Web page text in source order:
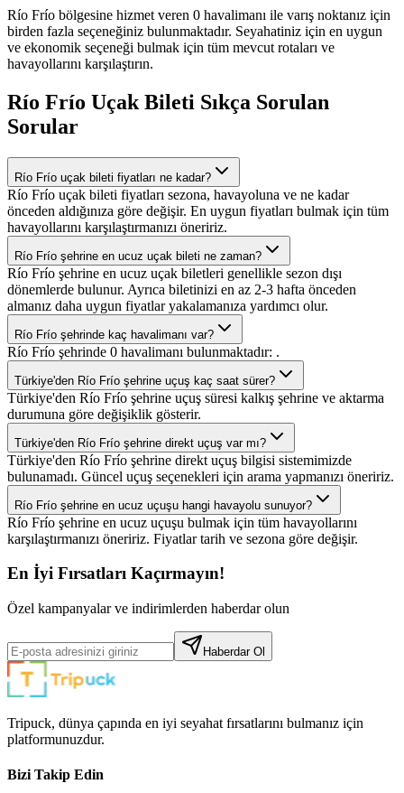
Río Frío bölgesine hizmet veren 0 havalimanı ile varış noktanız için
birden fazla seçeneğiniz bulunmaktadır. Seyahatiniz için en uygun
ve ekonomik seçeneği bulmak için tüm mevcut rotaları ve
havayollarını karşılaştırın.
Río Frío Uçak Bileti Sıkça Sorulan
Sorular
Río Frío uçak bileti fiyatları ne kadar?
Río Frío uçak bileti fiyatları sezona, havayoluna ve ne kadar
önceden aldığınıza göre değişir. En uygun fiyatları bulmak için tüm
havayollarını karşılaştırmanızı öneririz.
Río Frío şehrine en ucuz uçak bileti ne zaman?
Río Frío şehrine en ucuz uçak biletleri genellikle sezon dışı
dönemlerde bulunur. Ayrıca biletinizi en az 2-3 hafta önceden
almanız daha uygun fiyatlar yakalamanıza yardımcı olur.
Río Frío şehrinde kaç havalimanı var?
Río Frío şehrinde 0 havalimanı bulunmaktadır: .
Türkiye'den Río Frío şehrine uçuş kaç saat sürer?
Türkiye'den Río Frío şehrine uçuş süresi kalkış şehrine ve aktarma
durumuna göre değişiklik gösterir.
Türkiye'den Río Frío şehrine direkt uçuş var mı?
Türkiye'den Río Frío şehrine direkt uçuş bilgisi sistemimizde
bulunamadı. Güncel uçuş seçenekleri için arama yapmanızı öneririz.
Río Frío şehrine en ucuz uçuşu hangi havayolu sunuyor?
Río Frío şehrine en ucuz uçuşu bulmak için tüm havayollarını
karşılaştırmanızı öneririz. Fiyatlar tarih ve sezona göre değişir.
En İyi Fırsatları Kaçırmayın!
Özel kampanyalar ve indirimlerden haberdar olun
Haberdar Ol
Tripuck, dünya çapında en iyi seyahat fırsatlarını bulmanız için
platformunuzdur.
Bizi Takip Edin